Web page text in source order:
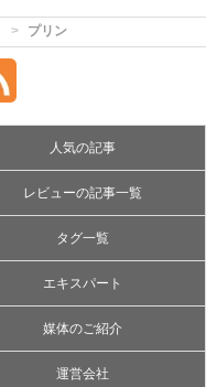
プリン
人気の記事
レビューの記事一覧
タグ一覧
エキスパート
媒体のご紹介
運営会社